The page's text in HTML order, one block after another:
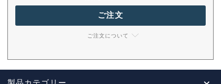
ご注文
ご注文について